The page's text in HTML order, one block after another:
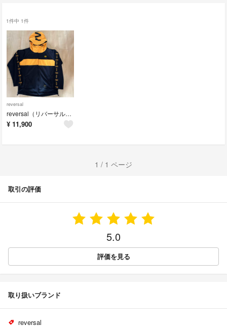
1件中 1件
reversal
reversal（リバーサル） サイドテープジップパーカー
¥ 11,900
1 / 1 ページ
取引の評価
5.0
評価を見る
取り扱いブランド
reversal